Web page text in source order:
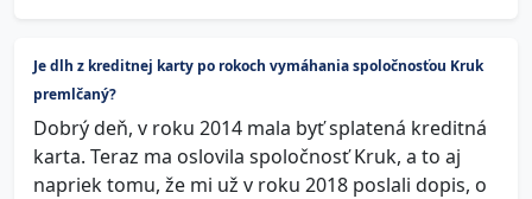
Je dlh z kreditnej karty po rokoch vymáhania spoločnosťou Kruk
premlčaný?
Dobrý deň, v roku 2014 mala byť splatená kreditná
karta. Teraz ma oslovila spoločnosť Kruk, a to aj
napriek tomu, že mi už v roku 2018 poslali dopis, o